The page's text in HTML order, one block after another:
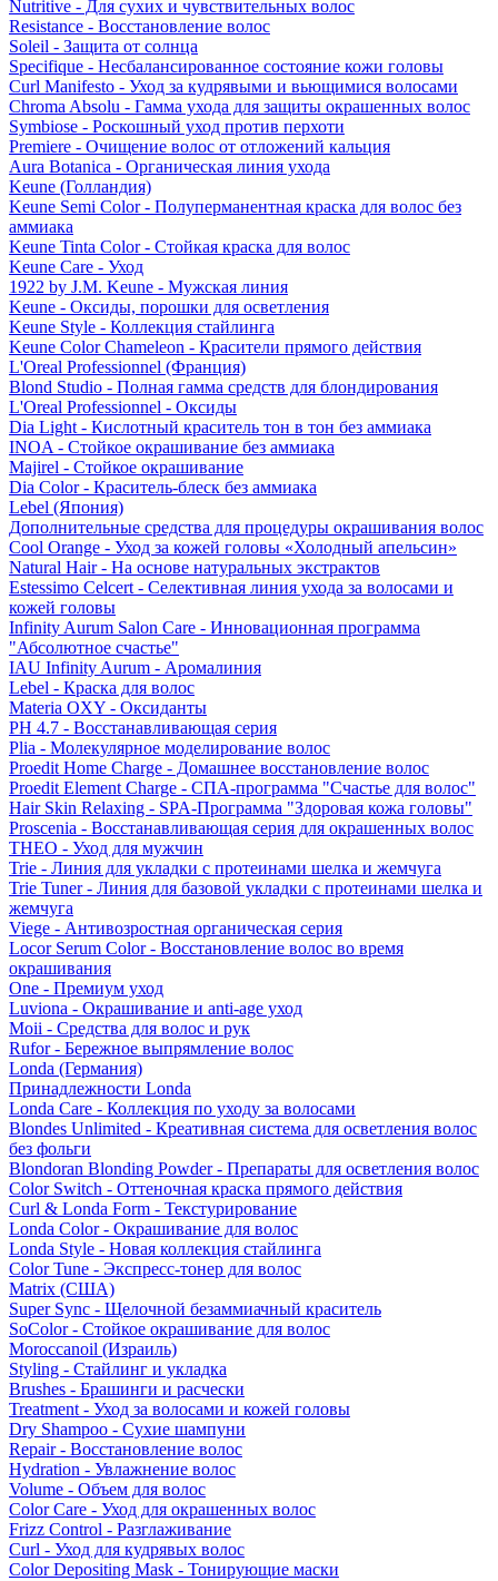
Nutritive - Для сухих и чувствительных волос
Resistance - Восстановление волос
Soleil - Защита от солнца
Specifique - Несбалансированное состояние кожи головы
Curl Manifesto - Уход за кудрявыми и вьющимися волосами
Chroma Absolu - Гамма ухода для защиты окрашенных волос
Symbiose - Роскошный уход против перхоти
Premiere - Очищение волос от отложений кальция
Aura Botanica - Органическая линия ухода
Keune (Голландия)
Keune Semi Color - Полуперманентная краска для волос без
аммиака
Keune Tinta Color - Стойкая краска для волос
Keune Care - Уход
1922 by J.M. Keune - Мужская линия
Keune - Оксиды, порошки для осветления
Keune Style - Коллекция стайлинга
Keune Color Chameleon - Красители прямого действия
L'Oreal Professionnel (Франция)
Blond Studio - Полная гамма средств для блондирования
L'Oreal Professionnel - Оксиды
Dia Light - Кислотный краситель тон в тон без аммиака
INOA - Стойкое окрашивание без аммиака
Majirel - Стойкое окрашивание
Dia Color - Краситель-блеск без аммиака
Lebel (Япония)
Дополнительные средства для процедуры окрашивания волос
Cool Orange - Уход за кожей головы «Холодный апельсин»
Natural Hair - На основе натуральных экстрактов
Estessimo Celcert - Селективная линия ухода за волосами и
кожей головы
Infinity Aurum Salon Care - Инновационная программа
"Абсолютное счастье"
IAU Infinity Aurum - Аромалиния
Lebel - Краска для волос
Materia OXY - Оксиданты
PH 4.7 - Восстанавливающая серия
Plia - Молекулярное моделирование волос
Proedit Home Charge - Домашнее восстановление волос
Proedit Element Charge - СПА-программа "Счастье для волос"
Hair Skin Relaxing - SPA-Программа "Здоровая кожа головы"
Proscenia - Восстанавливающая серия для окрашенных волос
THEO - Уход для мужчин
Trie - Линия для укладки с протеинами шелка и жемчуга
Trie Tuner - Линия для базовой укладки с протеинами шелка и
жемчуга
Viege - Антивозростная органическая серия
Locor Serum Color - Восстановление волос во время
окрашивания
One - Премиум уход
Luviona - Окрашивание и anti-age уход
Moii - Средства для волос и рук
Rufor - Бережное выпрямление волос
Londa (Германия)
Принадлежности Londa
Londa Care - Коллекция по уходу за волосами
Blondes Unlimited - Креативная система для осветления волос
без фольги
Blondoran Blonding Powder - Препараты для осветления волос
Color Switch - Оттеночная краска прямого действия
Curl & Londa Form - Текстурирование
Londa Color - Окрашивание для волос
Londa Style - Новая коллекция стайлинга
Color Tune - Экспресс-тонер для волос
Matrix (США)
Super Sync - Щелочной безаммиачный краситель
SoColor - Стойкое окрашивание для волос
Moroccanoil (Израиль)
Styling - Стайлинг и укладка
Brushes - Брашинги и расчески
Treatment - Уход за волосами и кожей головы
Dry Shampoo - Сухие шампуни
Repair - Восстановление волос
Hydration - Увлажнение волос
Volume - Объем для волос
Color Care - Уход для окрашенных волос
Frizz Control - Разглаживание
Curl - Уход для кудрявых волос
Color Depositing Mask - Тонирующие маски